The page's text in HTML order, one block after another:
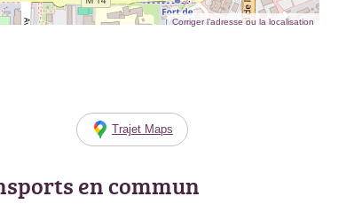
Corriger l’adresse ou la localisation
Trajet Maps
en commun